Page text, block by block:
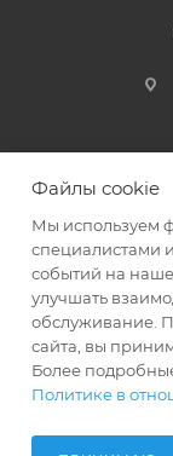
2008 -
Файлы cookie
Мы используем
специалистами
событий на
улучшать
обслуживание.
сайта, вы
Более
Политике в